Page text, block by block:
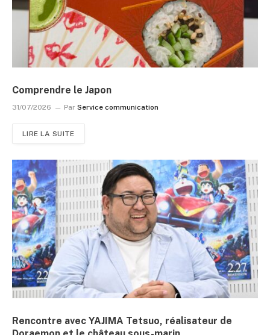
Comprendre le Japon
31/07/2026 Par Service communication
LIRE LA SUITE
Rencontre avec YAJIMA Tetsuo, réalisateur de